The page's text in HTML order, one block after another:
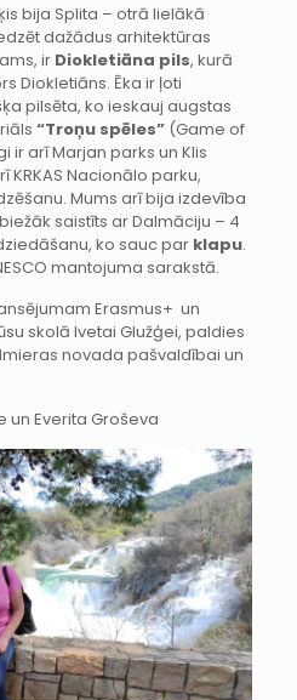
bija Splita – otrā lielākā
dažādus arhitektūras
ir Diokletiāna pils, kurā
Diokletiāns. Ēka ir ļoti
pilsēta, ko ieskauj augstas
“Troņu spēles”(Game of
ir arī Marjan parks un Klis
Nacionālo parku,
Mums arī bija izdevība
saistīts ar Dalmāciju – 4
ko sauc par klapu.
mantojuma sarakstā.
Erasmus+ un
skolā Ivetai Glužģei, paldies
novada pašvaldībai un
un Everita Groševa